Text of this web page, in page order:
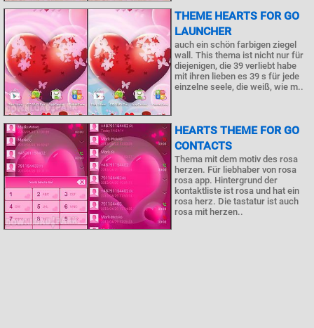
THEME HEARTS FOR GO
LAUNCHER
auch ein schön farbigen ziegel
wall. This thema ist nicht nur für
diejenigen, die 39 verliebt habe
mit ihren lieben es 39 s für jede
einzelne seele, die weiß, wie m..
HEARTS THEME FOR GO
CONTACTS
Thema mit dem motiv des rosa
herzen. Für liebhaber von rosa
rosa app. Hintergrund der
kontaktliste ist rosa und hat ein
rosa herz. Die tastatur ist auch
rosa mit herzen..